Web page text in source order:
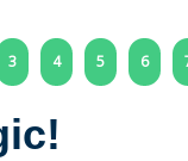
3 4 5 6